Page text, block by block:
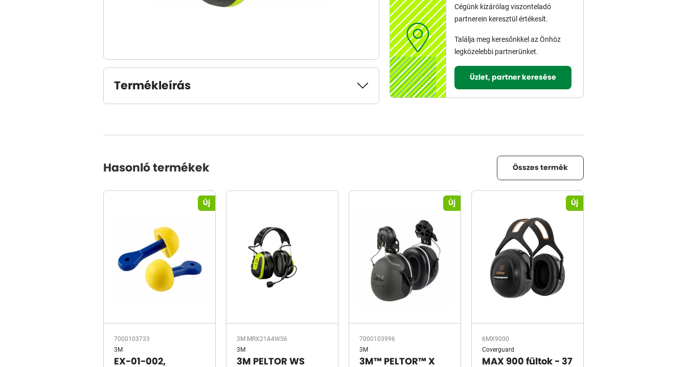
Termékleírás
Cégünk kizárólag viszonteladó
partnerein keresztül értékesít.
Találja meg keresőnkkel az Önhöz
legközelebbi partnerünket.
Üzlet, partner keresése
Hasonló termékek Összes termék
Új
7000103733
3M
EX-01-002,
3M MRX21A4WS6
3M
3M PELTOR WS
Új
7000103996
3M
3M™ PELTOR™ X
Új
6MX9000
Coverguard
MAX 900 fültok - 37